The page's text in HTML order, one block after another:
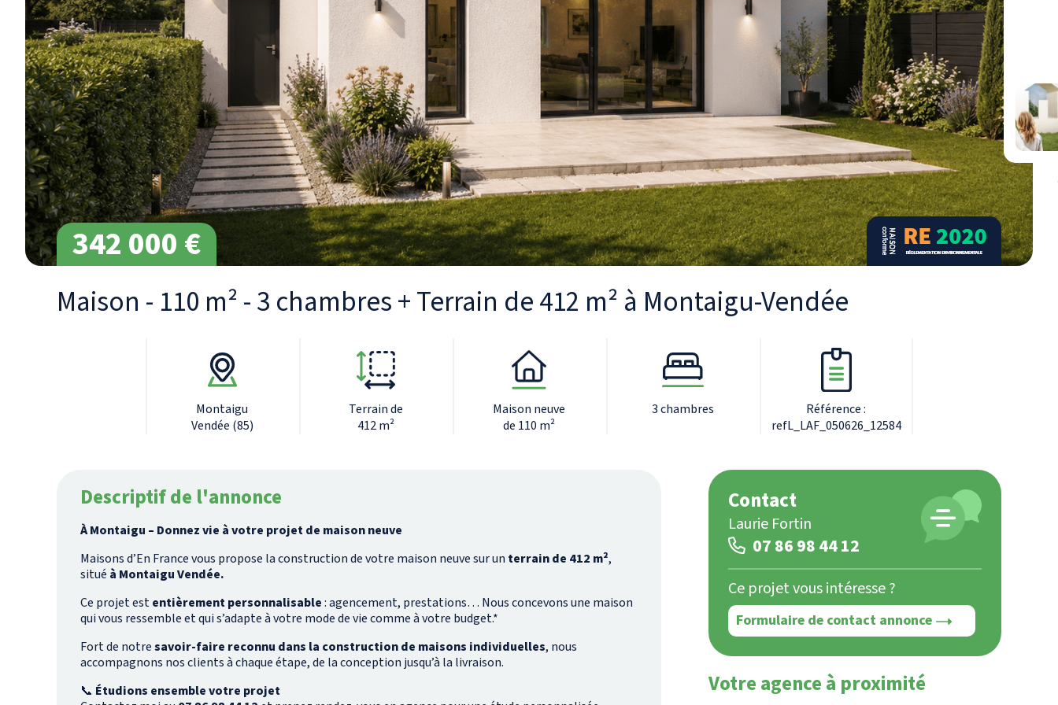
342 000 €
Maison - 110 m² - 3 chambres + Terrain de 412 m² à Montaigu-Vendée
Montaigu
Vendée (85)
Terrain de
412 m²
Maison neuve
de 110 m²
3 chambres
Référence :
refL_LAF_050626_12584
Descriptif de l'annonce
À Montaigu – Donnez vie à votre projet de maison neuve
Maisons d’En France vous propose la construction de votre maison neuve sur un terrain de 412 m²,
situé à Montaigu Vendée.
Ce projet estentièrement personnalisable: agencement, prestations… Nous concevons une maison
qui vous ressemble et qui s’adapte à votre mode de vie comme à votre budget.*
Fort de notresavoir-faire reconnu dans la construction de maisons individuelles, nous
accompagnons nos clients à chaque étape, de la conception jusqu’à la livraison.
📞 Étudions ensemble votre projet
Contact
Laurie Fortin
07 86 98 44 12
Ce projet vous intéresse ?
Formulaire de contact annonce
Votre agence à proximité